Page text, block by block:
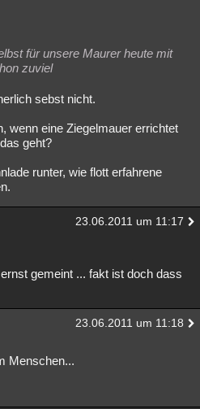
für unsere Maurer heute mit
zuviel
sebst nicht.
wenn eine Ziegelmauer errichtet
geht?
runter, wie flott erfahrene
23.06.2011 um 11:17
gemeint ... fakt ist doch dass
23.06.2011 um 11:18
Menschen...